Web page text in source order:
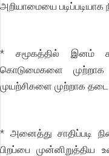
அறியாமையை
* சமூகத்தில் இனம்
கொடுமைகளை
முயற்சிகளை முற்றாக
* அனைத்து சாதிப்படி
பிறப்பை முன்னிறுத்திய